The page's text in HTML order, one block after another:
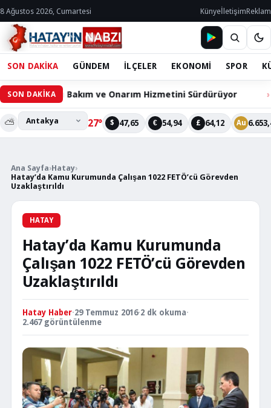
8 Ağustos 2026, Cumartesi KünyeİletişimReklam
SON DAKİKA GÜNDEM İLÇELER EKONOMİ SPOR
SON DAKİKA
Bakım ve Onarım Hizmetini Sürdürüyor 60 Bin
⛅ 27° $ 47,65 € 54,94 £ 64,12 Au
Ana Sayfa›Hatay›
Hatay’da Kamu Kurumunda Çalışan 1022 FETÖ’cü Görevden
Uzaklaştırıldı
HATAY
Hatay’da Kamu Kurumunda
Çalışan 1022 FETÖ’cü Görevden
Uzaklaştırıldı
Hatay Haber·29 Temmuz 2016·2 dk okuma·
2.467 görüntülenme